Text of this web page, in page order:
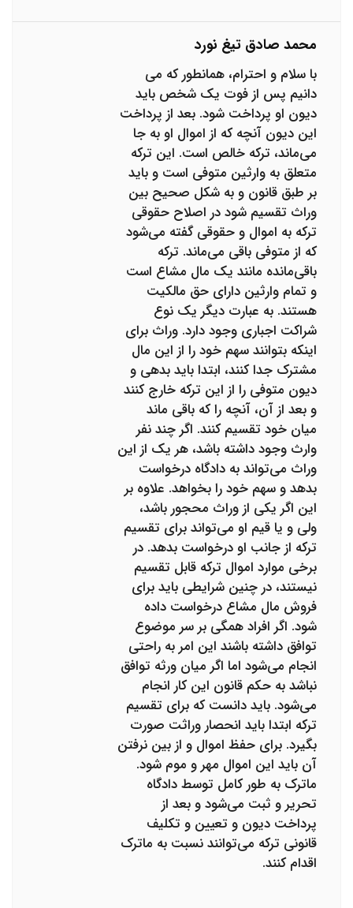
محمد صادق تیغ نورد
با سلام و احترام، همانطور که می
دانیم پس از فوت یک شخص‌ باید
دیون او پرداخت شود. بعد از پرداخت
این دیون آنچه که از اموال او به جا
می‌ماند،‌ ترکه خالص است. این ترکه
متعلق به وارثین متوفی است و باید
بر طبق قانون و به شکل صحیح بین
وراث تقسیم شود در اصلاح حقوقی
ترکه به اموال و حقوقی گفته می‌شود
که از متوفی باقی می‌ماند. ترکه
باقی‌مانده مانند یک مال مشاع است
و تمام وارثین دارای حق مالکیت
هستند. به عبارت دیگر یک نوع
شراکت اجباری وجود دارد. وراث برای
اینکه بتوانند سهم خود را از این مال
مشترک جدا کنند، ابتدا باید بدهی و
دیون متوفی را از این ترکه خارج کنند
و بعد از آن، آنچه را که باقی ماند
میان خود تقسیم کنند. اگر چند نفر
وارث وجود داشته باشد،‌ هر یک از این
وراث می‌تواند به دادگاه درخواست
بدهد و سهم خود را بخواهد. علاوه بر
این اگر یکی از وراث محجور باشد،‌
ولی و یا قیم او می‌تواند برای تقسیم
ترکه از جانب او درخواست بدهد. در
برخی موارد اموال ترکه قابل تقسیم
نیستند، در چنین شرایطی باید برای
فروش مال مشاع درخواست داده
شود. اگر افراد همگی بر سر موضوع
توافق داشته باشند این امر به راحتی
انجام می‌شود اما اگر میان ورثه توافق
نباشد به حکم قانون این کار انجام
می‌شود. باید دانست که برای تقسیم
ترکه ابتدا باید انحصار وراثت صورت
بگیرد. برای حفظ اموال و از بین نرفتن
آن باید این اموال مهر و موم شود.
ماترک به طور کامل توسط دادگاه
تحریر و ثبت می‌شود و بعد از
پرداخت دیون و تعیین و تکلیف
قانونی ترکه می‌توانند نسبت به ماترک
اقدام کنند.